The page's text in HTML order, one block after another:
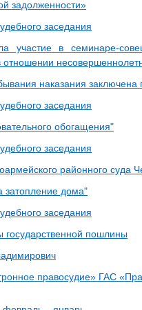
задолженности»
заседания
участие в семинаре-
отношении
наказания заключена
заседания
обогащения"
заседания
районного суда
затопление дома"
заседания
государственной пошлины
правосудие» ГАС